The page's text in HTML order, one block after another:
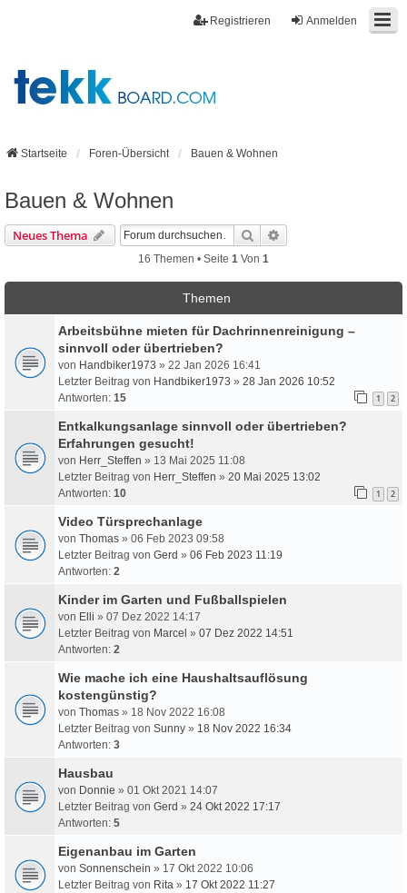
Anmelden
Registrieren
Startseite Foren-Übersicht Bauen & Wohnen
Bauen & Wohnen
Neues Thema Suche
16 Themen • Seite 1 Von 1
Themen
Arbeitsbühne mieten für Dachrinnenreinigung –
sinnvoll oder übertrieben?
von Handbiker1973 » 22 Jan 2026 16:41
Letzter Beitrag von Handbiker1973 » 28 Jan 2026 10:52
Antworten: 15 1 2
Entkalkungsanlage sinnvoll oder übertrieben?
Erfahrungen gesucht!
von Herr_Steffen » 13 Mai 2025 11:08
Letzter Beitrag von Herr_Steffen » 20 Mai 2025 13:02
Antworten: 10 1 2
Video Türsprechanlage
von Thomas » 06 Feb 2023 09:58
Letzter Beitrag von Gerd » 06 Feb 2023 11:19
Antworten: 2
Kinder im Garten und Fußballspielen
von Elli » 07 Dez 2022 14:17
Letzter Beitrag von Marcel » 07 Dez 2022 14:51
Antworten: 2
Wie mache ich eine Haushaltsauflösung
kostengünstig?
von Thomas » 18 Nov 2022 16:08
Letzter Beitrag von Sunny » 18 Nov 2022 16:34
Antworten: 3
Hausbau
von Donnie » 01 Okt 2021 14:07
Letzter Beitrag von Gerd » 24 Okt 2022 17:17
Antworten: 5
Eigenanbau im Garten
von Sonnenschein » 17 Okt 2022 10:06
Letzter Beitrag von Rita » 17 Okt 2022 11:27